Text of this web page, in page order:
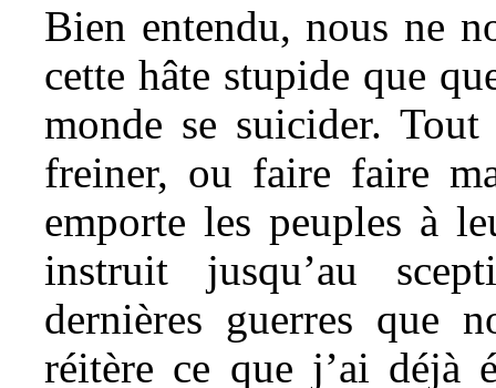
Bien entendu, nous ne
cette hâte stupide que
monde se suicider.
freiner, ou faire faire
emporte les peuples à
instruit jusqu’au
dernières guerres que
réitère ce que j’ai déjà